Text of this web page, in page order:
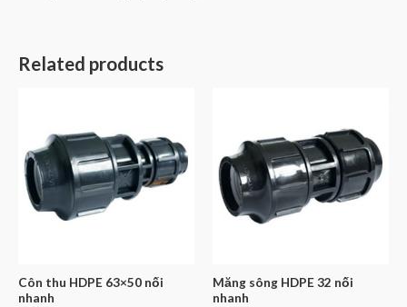
Related products
Côn thu HDPE 63×50 nối
nhanh
Măng sông HDPE 32 nối
nhanh